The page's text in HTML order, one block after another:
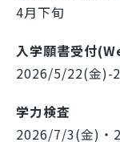
4月下旬
入学願書受付
2026/5/22(金)-
学力検査
2026/7/3(金)・